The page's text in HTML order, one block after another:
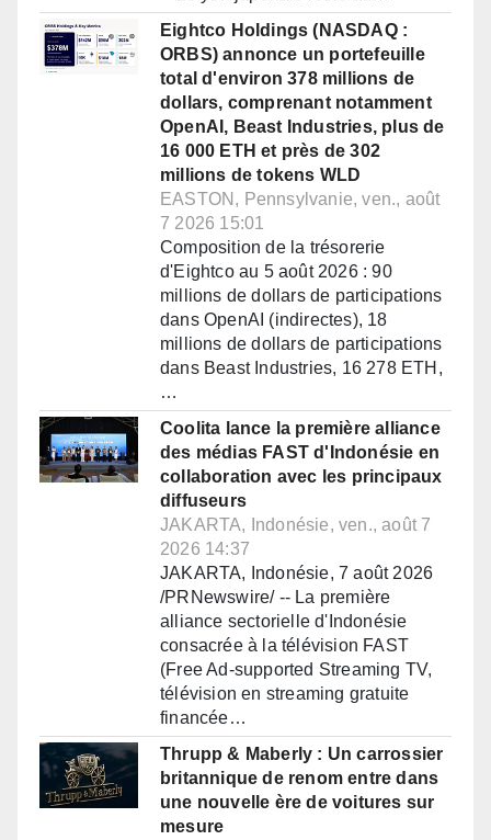
Eightco Holdings (NASDAQ :
ORBS) annonce un portefeuille
total d'environ 378 millions de
dollars, comprenant notamment
OpenAI, Beast Industries, plus de
16 000 ETH et près de 302
millions de tokens WLD
EASTON, Pennsylvanie, ven., août
7 2026 15:01
Composition de la trésorerie
d'Eightco au 5 août 2026 : 90
millions de dollars de participations
dans OpenAI (indirectes), 18
millions de dollars de participations
dans Beast Industries, 16 278 ETH,
…
Coolita lance la première alliance
des médias FAST d'Indonésie en
collaboration avec les principaux
diffuseurs
JAKARTA, Indonésie, ven., août 7
2026 14:37
JAKARTA, Indonésie, 7 août 2026
/PRNewswire/ -- La première
alliance sectorielle d'Indonésie
consacrée à la télévision FAST
(Free Ad-supported Streaming TV,
télévision en streaming gratuite
financée…
Thrupp & Maberly : Un carrossier
britannique de renom entre dans
une nouvelle ère de voitures sur
mesure